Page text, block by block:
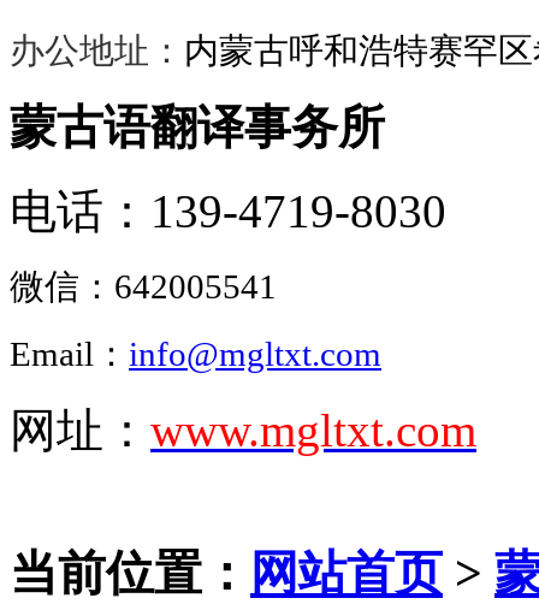
办公地址： 内蒙古呼和浩特赛罕
蒙古语翻译事务所
电话：139-4719-8030
微信： 642005541
Email： info@mgltxt.com
网址： www.mgltxt.com
当前位置： 网站首页>